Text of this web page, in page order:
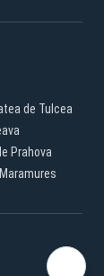
de Tulcea
Prahova